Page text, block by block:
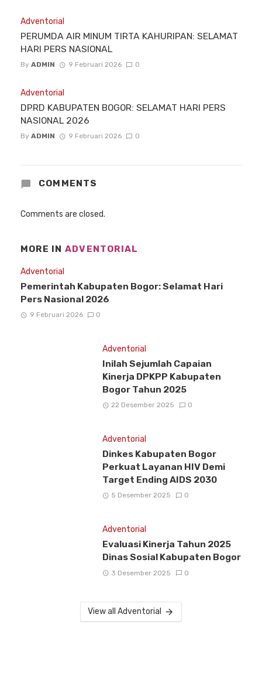
Adventorial
PERUMDA AIR MINUM TIRTA KAHURIPAN: SELAMAT
HARI PERS NASIONAL
By ADMIN 9 Februari 2026 0
Adventorial
DPRD KABUPATEN BOGOR: SELAMAT HARI PERS
NASIONAL 2026
By ADMIN 9 Februari 2026 0
COMMENTS
Comments are closed.
MORE IN ADVENTORIAL
Adventorial
Pemerintah Kabupaten Bogor: Selamat Hari
Pers Nasional 2026
9 Februari 2026 0
Adventorial
Inilah Sejumlah Capaian
Kinerja DPKPP Kabupaten
Bogor Tahun 2025
22 Desember 2025 0
Adventorial
Dinkes Kabupaten Bogor
Perkuat Layanan HIV Demi
Target Ending AIDS 2030
5 Desember 2025 0
Adventorial
Evaluasi Kinerja Tahun 2025
Dinas Sosial Kabupaten Bogor
3 Desember 2025 0
View all Adventorial